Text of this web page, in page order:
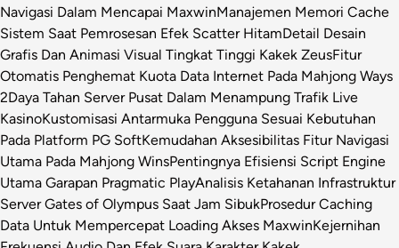
Navigasi Dalam Mencapai MaxwinManajemen Memori Cache
Sistem Saat Pemrosesan Efek Scatter HitamDetail Desain
Grafis Dan Animasi Visual Tingkat Tinggi Kakek ZeusFitur
Otomatis Penghemat Kuota Data Internet Pada Mahjong Ways
2Daya Tahan Server Pusat Dalam Menampung Trafik Live
KasinoKustomisasi Antarmuka Pengguna Sesuai Kebutuhan
Pada Platform PG SoftKemudahan Aksesibilitas Fitur Navigasi
Utama Pada Mahjong WinsPentingnya Efisiensi Script Engine
Utama Garapan Pragmatic PlayAnalisis Ketahanan Infrastruktur
Server Gates of Olympus Saat Jam SibukProsedur Caching
Data Untuk Mempercepat Loading Akses MaxwinKejernihan